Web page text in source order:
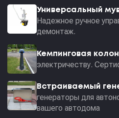
Универсальный
Надежное ручное
демонтаж.
Кемпинговая
электричеству.
Встраиваемый
генераторы для
вашего автодома